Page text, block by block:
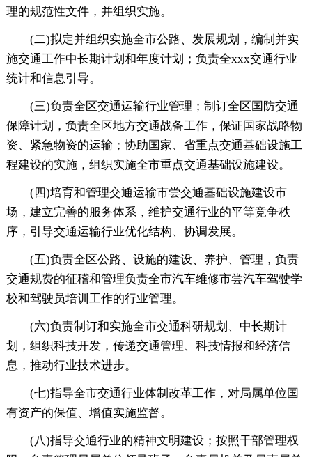
理的规范性文件，并组织实施。
(二)拟定并组织实施全市公路、发展规划，编制并实
施交通工作中长期计划和年度计划；负责全xxx交通行业
统计和信息引导。
(三)负责全区交通运输行业管理；制订全区国防交通
保障计划，负责全区地方交通战备工作，保证国家战略物
资、紧急物资的运输；协助国家、省重点交通基础设施工
程建设的实施，组织实施全市重点交通基础设施建设。
(四)培育和管理交通运输市尝交通基础设施建设市
场，建立完善的服务体系，维护交通行业的平等竞争秩
序，引导交通运输行业优化结构、协调发展。
(五)负责全区公路、设施的建设、养护、管理，负责
交通规费的征稽和管理负责全市汽车维修市尝汽车驾驶学
校和驾驶员培训工作的行业管理。
(六)负责制订和实施全市交通科研规划、中长期计
划，组织科技开发，传递交通管理、科技情报和经济信
息，推动行业技术进步。
(七)指导全市交通行业体制改革工作，对局属单位国
有资产的保值、增值实施监督。
(八)指导交通行业的精神文明建设；按照干部管理权